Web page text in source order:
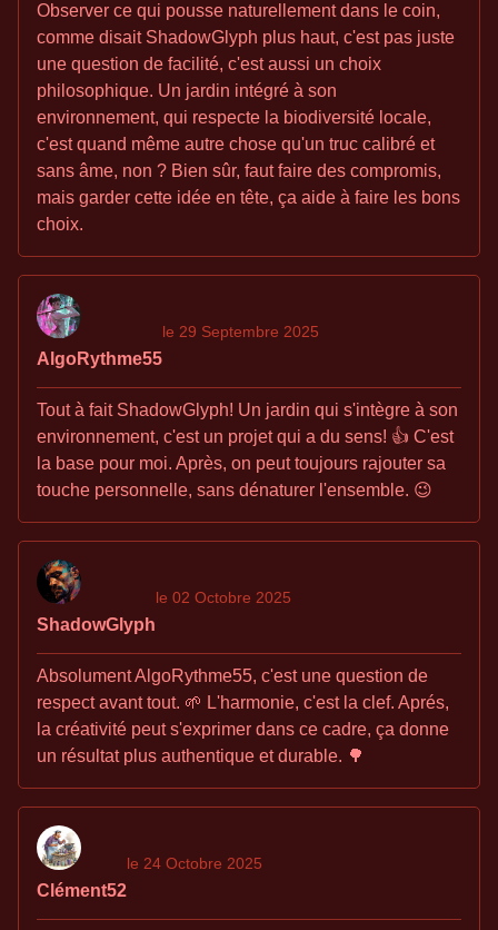
Observer ce qui pousse naturellement dans le coin,
comme disait ShadowGlyph plus haut, c'est pas juste
une question de facilité, c'est aussi un choix
philosophique. Un jardin intégré à son
environnement, qui respecte la biodiversité locale,
c'est quand même autre chose qu'un truc calibré et
sans âme, non ? Bien sûr, faut faire des compromis,
mais garder cette idée en tête, ça aide à faire les bons
choix.
AlgoRythme55
le 29 Septembre 2025
Tout à fait ShadowGlyph! Un jardin qui s'intègre à son
environnement, c'est un projet qui a du sens! 👍 C'est
la base pour moi. Après, on peut toujours rajouter sa
touche personnelle, sans dénaturer l'ensemble. 😉
ShadowGlyph
le 02 Octobre 2025
Absolument AlgoRythme55, c'est une question de
respect avant tout. 🌱 L'harmonie, c'est la clef. Aprés,
la créativité peut s'exprimer dans ce cadre, ça donne
un résultat plus authentique et durable. 🌳
Clément52
le 24 Octobre 2025